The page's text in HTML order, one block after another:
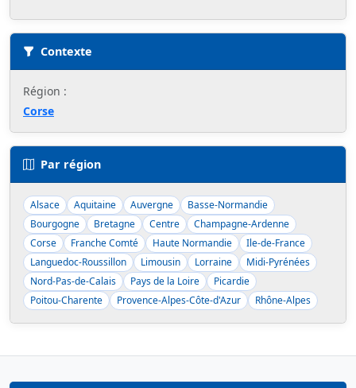
Contexte
Région :
Corse
Par région
Alsace Aquitaine Auvergne
Basse-Normandie
Bourgogne
Bretagne Centre
Champagne-Ardenne
Corse
Franche Comté Haute Normandie
Ile-de-France
Languedoc-Roussillon
Limousin Lorraine
Midi-Pyrénées
Nord-Pas-de-Calais
Pays de la Loire
Picardie
Poitou-Charente
Provence-Alpes-Côte-d'Azur Rhône-Alpes